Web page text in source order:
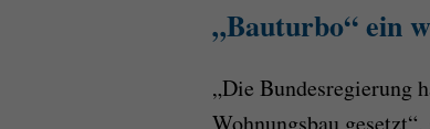
„Bauturbo“ ein
„Die Bundesregierung
Wohnungsbau